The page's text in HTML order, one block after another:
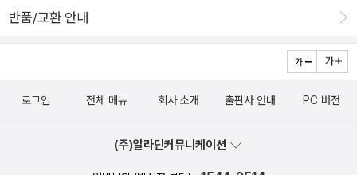
드 등의 지역에 설립된 최초의 대학 이야기를 중심으로 시작하는
내고 있다.사실, 19세기 말이 되어서야 정립된 '지식인(intellectuel
s)'이라는 말은 저자 자크 베르제에 의하면 '시대착오적'이다. 중세
의 고급 문자 라틴어를 읽고 쓸 줄 아는 '문사(vir litteratus)'나 '선생
서 다루고자 하는 '지식인' 계층은 더 넓은 개념이다. 그의 개념은 대
학의 학사나 박사 같은 학위에 국한되지 않고 교회 '성직자(clericu
반품/교환 안내
로그인 전체 메뉴 회사 소개 출판사 안내 PC 버전
(주)알라딘커뮤니케이션